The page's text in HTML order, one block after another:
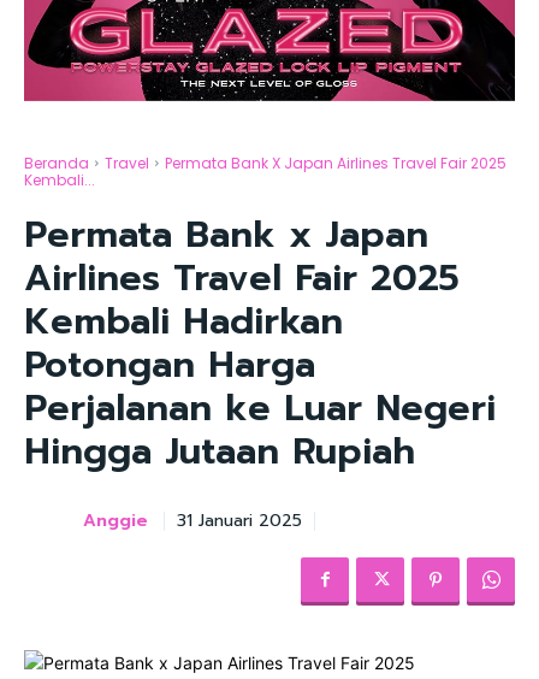
Beranda Travel
Permata Bank X Japan Airlines Travel Fair 2025
Kembali...
Permata Bank x Japan
Airlines Travel Fair 2025
Kembali Hadirkan
Potongan Harga
Perjalanan ke Luar Negeri
Hingga Jutaan Rupiah
Anggie 31 Januari 2025